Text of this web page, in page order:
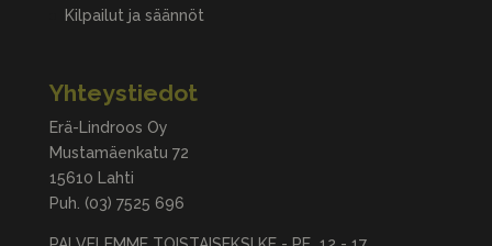
Kilpailut ja säännöt
Yhteystiedot
Erä-Lindroos Oy
Mustamäenkatu 72
15610 Lahti
Puh. (03) 7525 696